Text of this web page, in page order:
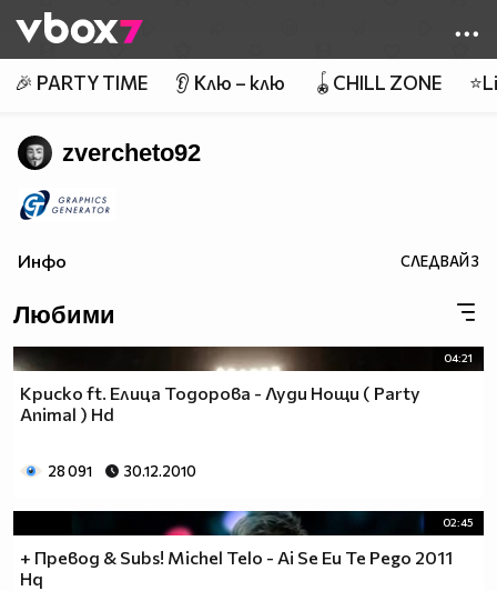
👾
🎉 PARTY TIME 👂 Клю – клю 🪀CHILL ZONE
zvercheto92
Инфо СЛЕДВАЙ3
Любими
04:21
Криско ft. Елица Тодорова - Луди Нощи ( Party
Animal ) Hd
28 091 30.12.2010
02:45
+ Превод & Subs! Michel Telo - Ai Se Eu Te Pego 2011
Hq